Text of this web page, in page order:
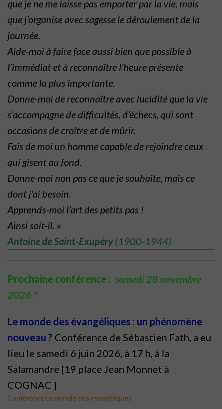
que je ne me laisse pas emporter par la vie, mais
que j’organise avec sagesse le déroulement de la
journée.
Aide-moi à faire face aussi bien que possible à
l’immédiat et à reconnaître l’heure présente
comme la plus importante.
Donne-moi de reconnaître avec lucidité que la vie
s’accompagne de difficultés, d’échecs, qui sont
occasions de croître et de mûrir.
Fais de moi un homme capable de rejoindre ceux
qui gisent au fond.
Donne-moi non pas ce que je souhaite, mais ce
dont j’ai besoin.
Apprends-moi l’art des petits pas !
Ainsi soit-il. »
Antoine de Saint-Exupéry (1900-1944)
Prochaine conférence : samedi 28 novembre
2026 ?
Le monde des évangéliques : un phénomène
nouveau ? Conférence de Sébastien Fath, a eu
lieu le samedi 6 juin 2026, à 17 h, à la
Salamandre [19 place Jean Monnet à
COGNAC ]
Conférence Le monde des évangéliques